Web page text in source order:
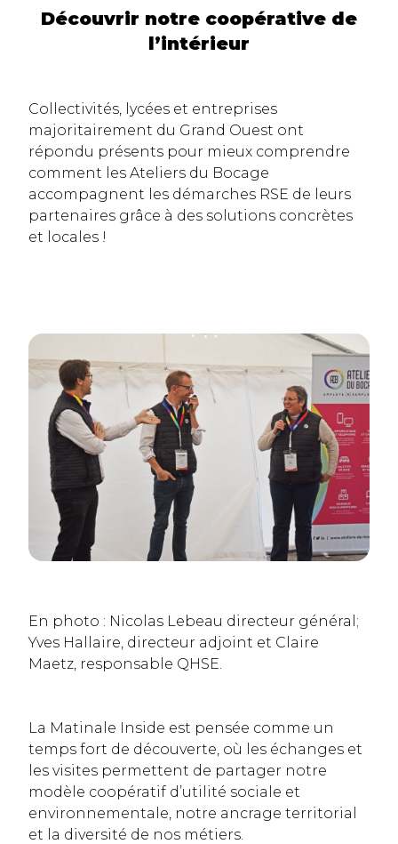
Découvrir notre coopérative de
l’intérieur
Collectivités, lycées et entreprises
majoritairement du Grand Ouest ont
répondu présents pour mieux comprendre
comment les Ateliers du Bocage
accompagnent les démarches RSE de leurs
partenaires grâce à des solutions concrètes
et locales !
En photo : Nicolas Lebeau directeur général;
Yves Hallaire, directeur adjoint et Claire
Maetz, responsable QHSE.
La Matinale Inside est pensée comme un
temps fort de découverte, où les échanges et
les visites permettent de partager notre
modèle coopératif d’utilité sociale et
environnementale, notre ancrage territorial
et la diversité de nos métiers.